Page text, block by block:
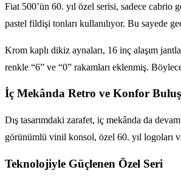
Fiat 500’ün 60. yıl özel serisi, sadece
pastel fildişi tonları kullanılıyor. Bu sayede
Krom kaplı dikiz aynaları, 16 inç alaşım
renkle “6” ve “0” rakamları eklenmiş.
İç Mekânda Retro ve Konfor
Dış tasarımdaki zarafet, iç mekânda da
görünümlü vinil konsol, özel 60. yıl logoları
Teknolojiyle Güçlenen Özel Seri